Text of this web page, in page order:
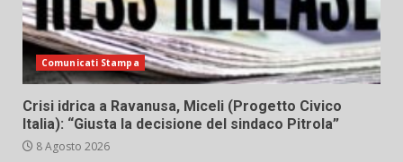
Comunicati Stampa
Crisi idrica a Ravanusa, Miceli (Progetto Civico
Italia): “Giusta la decisione del sindaco Pitrola”
8 Agosto 2026